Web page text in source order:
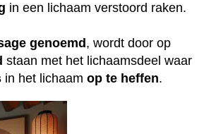
in een lichaam verstoord raken.
genoemd , wordt door op
staan met het lichaamsdeel waar
in het lichaamop te heffen.